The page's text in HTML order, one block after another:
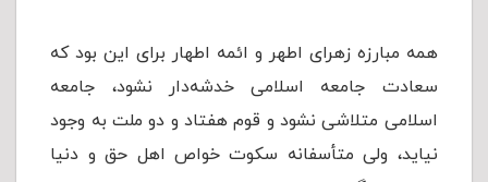
همه مبارزه زهرای اطهر و ائمه اطهار برای این بود که
سعادت جامعه اسلامی خدشه‌دار نشود، جامعه
اسلامی متلاشی نشود و قوم هفتاد و دو ملت به وجود
نیاید، ولی متأسفانه سکوت خواص اهل حق و دنیا